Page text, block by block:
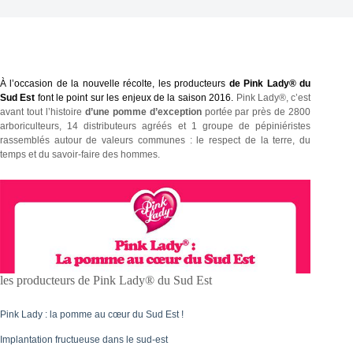
À l’occasion de la nouvelle récolte, les producteurs de Pink Lady® du
Sud Est font le point sur les enjeux de la saison 2016. Pink Lady®, c’est
avant tout l’histoire d’une pomme d’exceptionportée par près de 2800
arboriculteurs, 14 distributeurs agréés et 1 groupe de pépiniéristes
rassemblés autour de valeurs communes : le respect de la terre, du
temps et du savoir-faire des hommes.
les producteurs de Pink Lady® du Sud Est
Pink Lady : la pomme au cœur du Sud Est !
Implantation fructueuse dans le sud-est